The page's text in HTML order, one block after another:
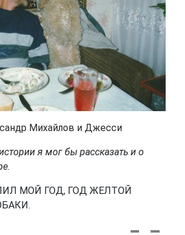
Михайлов и Джесси
я мог бы рассказать и о
МОЙ ГОД, ГОД ЖЕЛТОЙ